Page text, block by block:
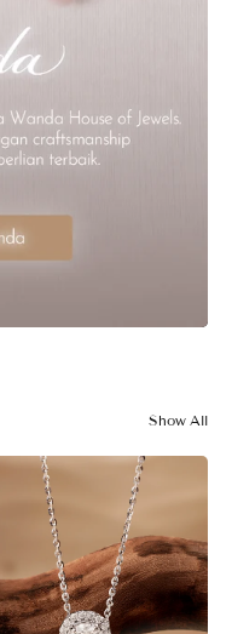
Show All